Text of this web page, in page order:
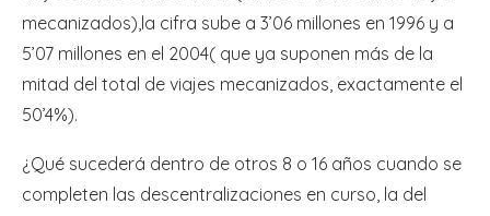
mecanizados),la cifra sube a 3’06 millones en 1996 y a
5’07 millones en el 2004( que ya suponen más de la
mitad del total de viajes mecanizados, exactamente el
50’4%).
¿Qué sucederá dentro de otros 8 o 16 años cuando se
completen las descentralizaciones en curso, la del